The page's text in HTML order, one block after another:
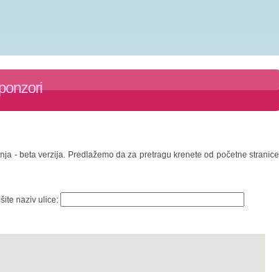
- beta verzija. Predlažemo da za pretragu krenete od početne stranice
naziv ulice: